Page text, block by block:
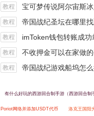
教程 宝可梦传说阿尔宙斯冰六尾怎么进化
教程 帝国战纪圣坛在哪里找到（
教程 imToken钱包转账成功却没
教程 不收押金可以在家做的手工活有哪些？四
教程 帝国战纪游戏船坞怎么得到（
有什么好玩的西游回合制手游（西游回合制
Poriot网络并添加USDT代币 洛克王国阳